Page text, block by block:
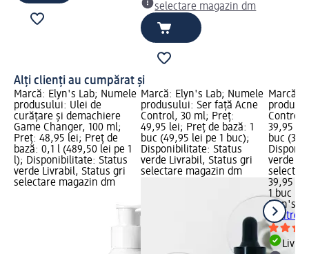
selectare magazin dm
Alți clienți au cumpărat și
Marcă: Elyn's Lab; Numele
produsului: Ulei de
curățare și demachiere
Game Changer, 100 ml;
Preț: 48,95 lei; Preț de
bază: 0,1 l (489,50 lei pe 1
l); Disponibilitate: Status
verde Livrabil, Status gri
selectare magazin dm
Marcă: Elyn's Lab; Numele
produsului: Ser față Acne
Control, 30 ml; Preț:
49,95 lei; Preț de bază: 1
buc (49,95 lei pe 1 buc);
Disponibilitate: Status
verde Livrabil, Status gri
selectare magazin dm
Marcă:
Control,
39,95
buc
verde
39,95 lei
1 buc
Elyn's
Control,